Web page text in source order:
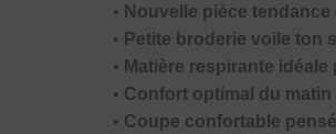
• Nouvelle pièce tendance
• Petite broderie voile ton
• Matière respirante idéale
• Confort optimal du matin
• Coupe confortable